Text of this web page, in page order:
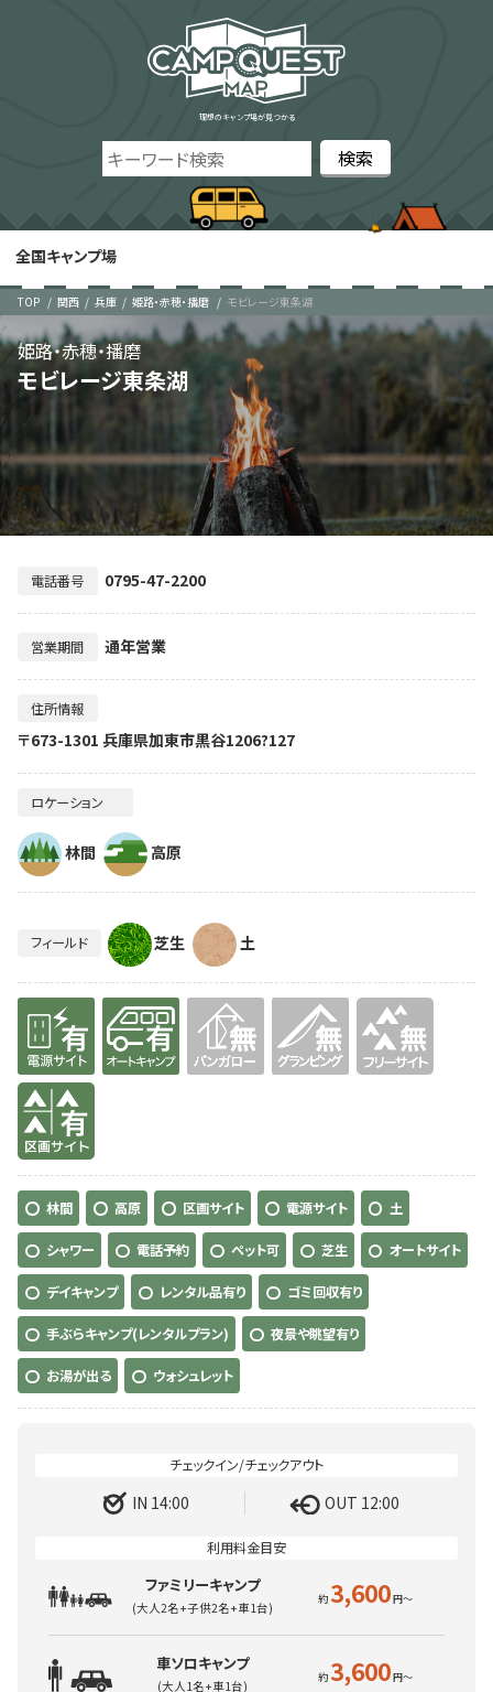
理想のキャンプ場が見つかる
全国キャンプ場
TOP 関西 兵庫 姫路・赤穂・播磨 モビレージ東条湖
モビレージ東条湖
姫路・赤穂・播磨
電話番号 0795-47-2200
営業期間 通年営業
住所情報
〒673-1301 兵庫県加東市黒谷1206?127
ロケーション
林間 高原
フィールド 芝生 土
有り 有り
有り
林間 高原 区画サイト 電源サイト 土
シャワー 電話予約 ペット可 芝生 オートサイト
デイキャンプ レンタル品有り ゴミ回収有り
手ぶらキャンプ(レンタルプラン) 夜景や眺望有り
お湯が出る ウォシュレット
IN 14:00 OUT 12:00
ファミリーキャンプ
(大人2名+子供2名+車1台) 3,600
車ソロキャンプ
(大人1名+車1台) 3,600